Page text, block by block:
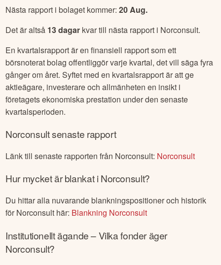
Nästa rapport i bolaget kommer:20 Aug.
Det är altså 13dagar kvar till nästa rapport i Norconsult.
En kvartalsrapport är en finansiell rapport som ett
börsnoterat bolag offentliggör varje kvartal, det vill säga fyra
gånger om året. Syftet med en kvartalsrapport är att ge
aktieägare, investerare och allmänheten en insikt i
företagets ekonomiska prestation under den senaste
kvartalsperioden.
Norconsultsenaste rapport
Länk till senaste rapporten från Norconsult: Norconsult
Hur mycket är blankat iNorconsult?
Du hittar alla nuvarande blankningspositioner och historik
för Norconsult här: Blankning Norconsult
Institutionellt ägande – Vilka fonder äger
Norconsult?